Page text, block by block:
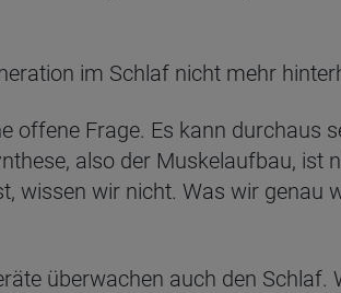
im Schlaf nicht mehr
offene Frage. Es kann durchaus
also der Muskelaufbau, ist
wissen wir nicht. Was wir genau
überwachen auch den Schlaf.